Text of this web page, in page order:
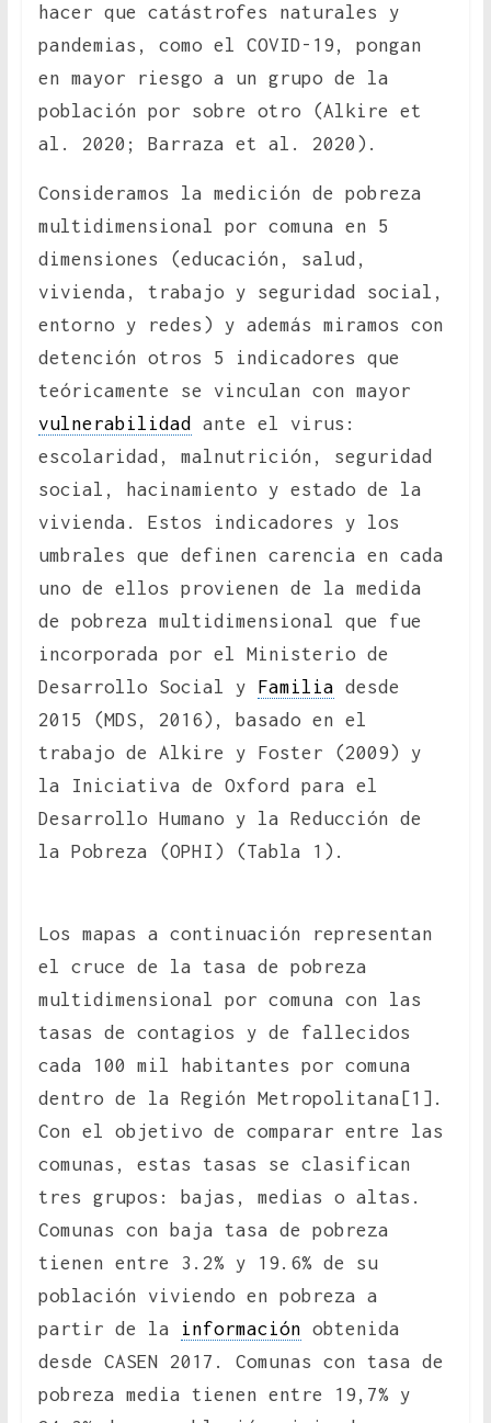
hacer que catástrofes naturales y
pandemias, como el COVID-19, pongan
en mayor riesgo a un grupo de la
población por sobre otro (Alkire et
al. 2020; Barraza et al. 2020).
Consideramos la medición de pobreza
multidimensional por comuna en 5
dimensiones (educación, salud,
vivienda, trabajo y seguridad social,
entorno y redes) y además miramos con
detención otros 5 indicadores que
teóricamente se vinculan con mayor
vulnerabilidad
ante el virus:
escolaridad, malnutrición, seguridad
social, hacinamiento y estado de la
vivienda. Estos indicadores y los
umbrales que definen carencia en cada
uno de ellos provienen de la medida
de pobreza multidimensional que fue
incorporada por el Ministerio de
Desarrollo Social y Familia desde
2015 (MDS, 2016), basado en el
trabajo de Alkire y Foster (2009) y
la Iniciativa de Oxford para el
Desarrollo Humano y la Reducción de
la Pobreza (OPHI) (Tabla 1).
Los mapas a continuación representan
el cruce de la tasa de pobreza
multidimensional por comuna con las
tasas de contagios y de fallecidos
cada 100 mil habitantes por comuna
dentro de la Región Metropolitana[1].
Con el objetivo de comparar entre las
comunas, estas tasas se clasifican
tres grupos: bajas, medias o altas.
Comunas con baja tasa de pobreza
tienen entre 3.2% y 19.6% de su
población viviendo en pobreza a
partir de la
información obtenida
desde CASEN 2017. Comunas con tasa de
pobreza media tienen entre 19,7% y